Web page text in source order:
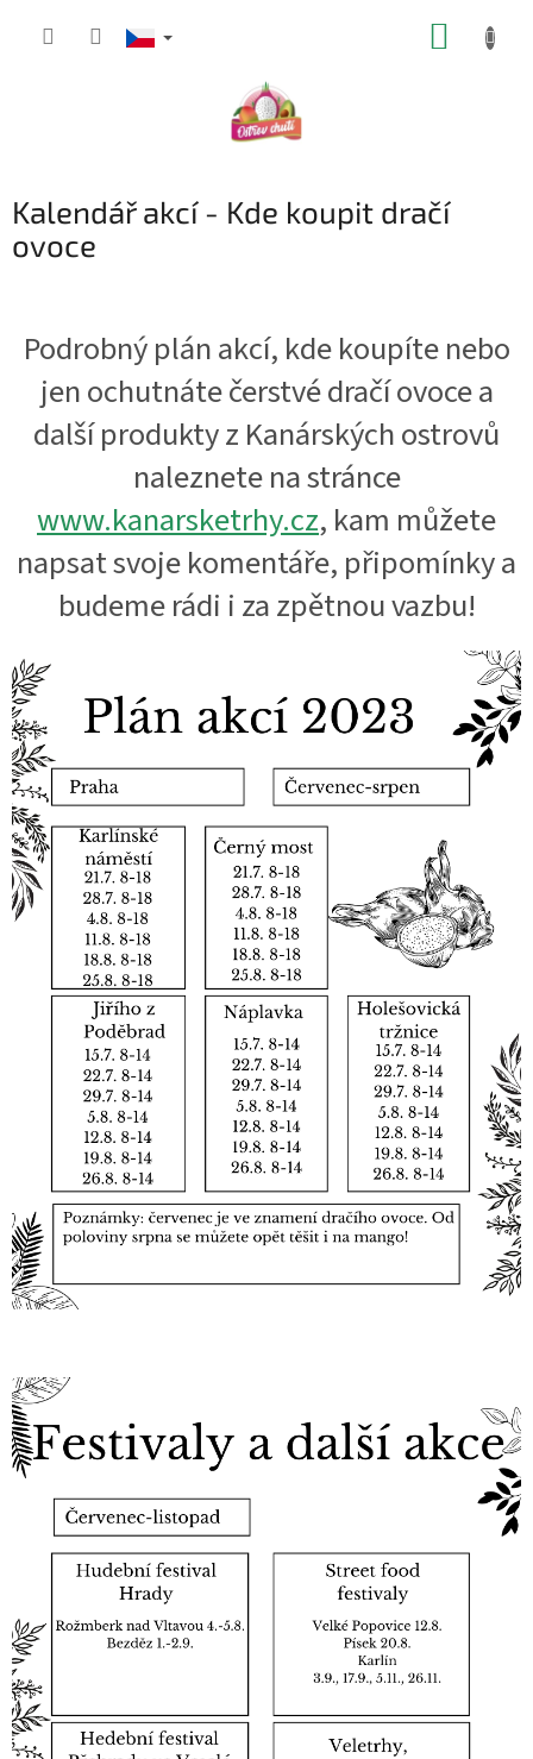
Kalendář akcí - Kde koupit dračí
ovoce
Podrobný plán akcí, kde koupíte nebo
jen ochutnáte čerstvé dračí ovoce a
další produkty z Kanárských ostrovů
naleznete na stránce
www.kanarsketrhy.cz, kam můžete
napsat svoje komentáře, připomínky a
budeme rádi i za zpětnou vazbu!